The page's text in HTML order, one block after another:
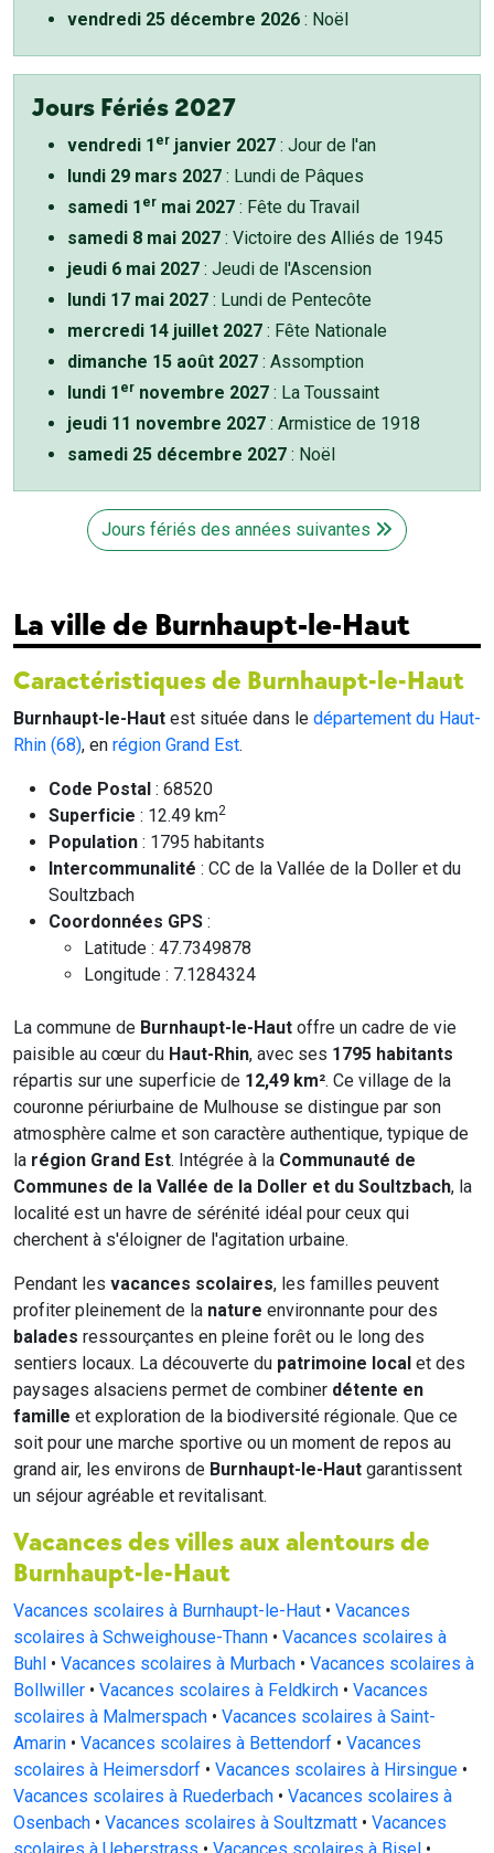
vendredi 25 décembre 2026 : Noël
Jours Fériés 2027
vendredi 1 er janvier 2027 : Jour de l'an
lundi 29 mars 2027 : Lundi de Pâques
samedi 1 er mai 2027 : Fête du Travail
samedi 8 mai 2027 : Victoire des Alliés de 1945
jeudi 6 mai 2027 : Jeudi de l'Ascension
lundi 17 mai 2027 : Lundi de Pentecôte
mercredi 14 juillet 2027 : Fête Nationale
dimanche 15 août 2027 : Assomption
lundi 1 er novembre 2027 : La Toussaint
jeudi 11 novembre 2027 : Armistice de 1918
samedi 25 décembre 2027 : Noël
Jours fériés des années suivantes
La ville de Burnhaupt-le-Haut
Caractéristiques de Burnhaupt-le-Haut
Burnhaupt-le-Haut est située dans le département du Haut-
Rhin (68), en région Grand Est.
Code Postal : 68520
Superficie : 12.49 km2
Population : 1795 habitants
Intercommunalité : CC de la Vallée de la Doller et du
Soultzbach
Coordonnées GPS :
Latitude : 47.7349878
Longitude : 7.1284324
La commune de Burnhaupt-le-Haut offre un cadre de vie
paisible au cœur du Haut-Rhin, avec ses 1795 habitants
répartis sur une superficie de 12,49 km². Ce village de la
couronne périurbaine de Mulhouse se distingue par son
atmosphère calme et son caractère authentique, typique de
la région Grand Est. Intégrée à la Communauté de
Communes de la Vallée de la Doller et du Soultzbach, la
localité est un havre de sérénité idéal pour ceux qui
cherchent à s'éloigner de l'agitation urbaine.
Pendant les vacances scolaires, les familles peuvent
profiter pleinement de la nature environnante pour des
balades ressourçantes en pleine forêt ou le long des
sentiers locaux. La découverte du patrimoine local et des
paysages alsaciens permet de combiner détente en
famille et exploration de la biodiversité régionale. Que ce
soit pour une marche sportive ou un moment de repos au
grand air, les environs de Burnhaupt-le-Haut garantissent
un séjour agréable et revitalisant.
Vacances des villes aux alentours de
Burnhaupt-le-Haut
Vacances scolaires à Burnhaupt-le-Haut • Vacances
scolaires à Schweighouse-Thann • Vacances scolaires à
Buhl • Vacances scolaires à Murbach • Vacances scolaires à
Bollwiller • Vacances scolaires à Feldkirch • Vacances
scolaires à Malmerspach • Vacances scolaires à Saint-
Amarin • Vacances scolaires à Bettendorf • Vacances
scolaires à Heimersdorf • Vacances scolaires à Hirsingue •
Vacances scolaires à Ruederbach • Vacances scolaires à
Osenbach • Vacances scolaires à Soultzmatt • Vacances